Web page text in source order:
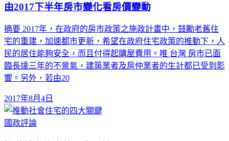
由2017下半年房市變化看房價變動
摘要 2017年，在政府的房市政策之施政計畫中，鼓勵老舊住
宅的重建，加速都市更新，希望在政府住宅政策的推動下，人
民的居住能夠安全，而且付得起購屋費用。唯 台灣 房市已面
臨長達三年的不景氣，建築業者及房仲業者的生計都已受到影
響。另外，若由20
2017年8月4日
國政評論